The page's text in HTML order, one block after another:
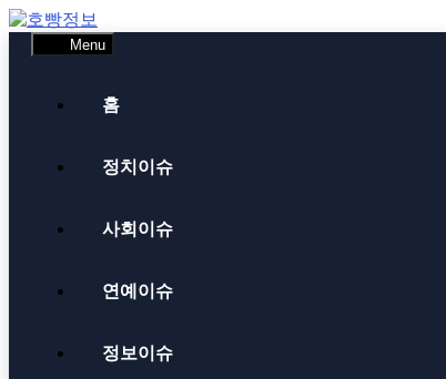
Skip
to
content
Menu
홈
정치이슈
사회이슈
연예이슈
정보이슈